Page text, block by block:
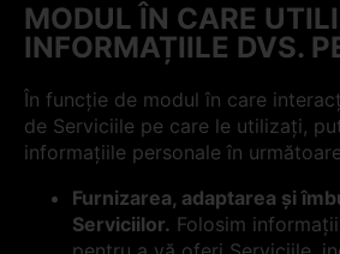
MODUL ÎN CARE
INFORMAȚIILE DVS.
În funcție de modul în care
de Serviciile pe care le utilizați,
informațiile personale în
Furnizarea, adaptarea și
Serviciilor. Folosim